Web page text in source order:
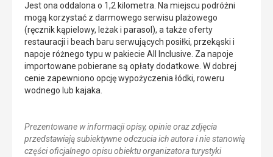
Jest ona oddalona o 1,2 kilometra. Na miejscu podróżni
mogą korzystać z darmowego serwisu plażowego
(ręcznik kąpielowy, leżak i parasol), a także oferty
restauracji i beach baru serwujących posiłki, przekąski i
napoje różnego typu w pakiecie All Inclusive. Za napoje
importowane pobierane są opłaty dodatkowe. W dobrej
cenie zapewniono opcję wypożyczenia łódki, roweru
wodnego lub kajaka.
Prezentowane w informacji opisy, opinie oraz zdjęcia
przedstawiają subiektywne odczucia ich autora i nie stanowią
części oficjalnego opisu obiektu organizatora turystyki